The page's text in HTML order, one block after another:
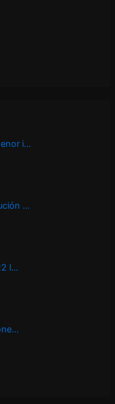
i…
…
l…